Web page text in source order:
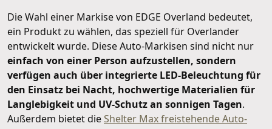
Die Wahl einer Markise von EDGE Overland bedeutet,
ein Produkt zu wählen, das speziell für Overlander
entwickelt wurde. Diese Auto-Markisen sind nicht nur
einfach von einer Person aufzustellen, sondern
verfügen auch über integrierte LED-Beleuchtung für
den Einsatz bei Nacht, hochwertige Materialien für
Langlebigkeit und UV-Schutz an sonnigen Tagen.
Außerdem bietet dieShelter Max freistehende Auto-